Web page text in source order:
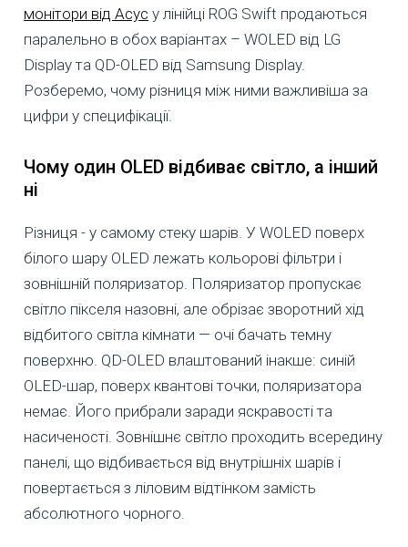
монітори від Асус у лінійці ROG Swift продаються
паралельно в обох варіантах – WOLED від LG
Display та QD-OLED від Samsung Display.
Розберемо, чому різниця між ними важливіша за
цифри у специфікації.
Чому один OLED відбиває світло, а інший
ні
Різниця - у самому стеку шарів. У WOLED поверх
білого шару OLED лежать кольорові фільтри і
зовнішній поляризатор. Поляризатор пропускає
світло пікселя назовні, але обрізає зворотний хід
відбитого світла кімнати — очі бачать темну
поверхню. QD-OLED влаштований інакше: синій
OLED-шар, поверх квантові точки, поляризатора
немає. Його прибрали заради яскравості та
насиченості. Зовнішнє світло проходить всередину
панелі, що відбивається від внутрішніх шарів і
повертається з ліловим відтінком замість
абсолютного чорного.